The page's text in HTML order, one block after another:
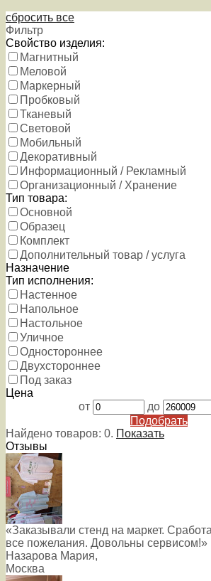
сбросить все
Фильтр
Свойство изделия:
Магнитный
Меловой
Маркерный
Пробковый
Тканевый
Световой
Мобильный
Декоративный
Информационный / Рекламный
Организационный / Хранение
Тип товара:
Основной
Образец
Комплект
Дополнительный товар / услуга
Назначение
Тип исполнения:
Настенное
Напольное
Настольное
Уличное
Одностороннее
Двухстороннее
Под заказ
Цена
от
до
Подобрать
Найдено товаров: 0. Показать
Отзывы
«Заказывали стенд на маркет.
все пожелания. Довольны сервисом!»
Назарова Мария,
Москва